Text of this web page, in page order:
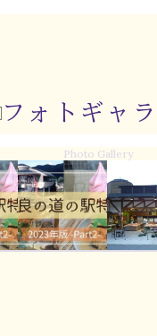
フォトギャ
Photo Gallery